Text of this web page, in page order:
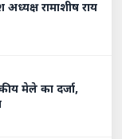
रामाशीष राय
मेले का दर्जा,